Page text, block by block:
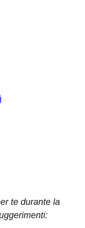
te durante la